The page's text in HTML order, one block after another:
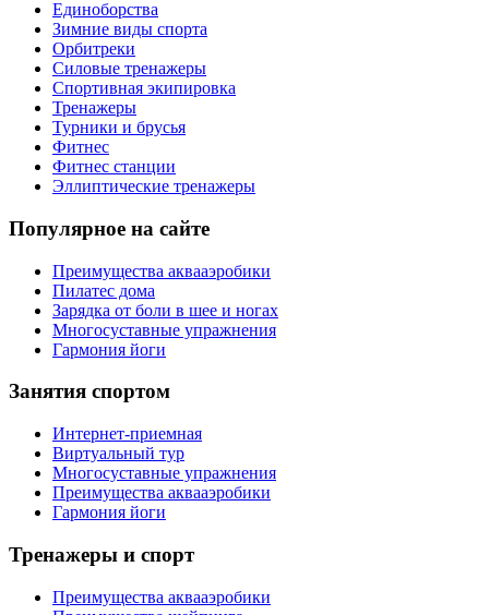
Единоборства
Зимние виды спорта
Орбитреки
Силовые тренажеры
Спортивная экипировка
Тренажеры
Турники и брусья
Фитнес
Фитнес станции
Эллиптические тренажеры
Популярное на сайте
Преимущества аквааэробики
Пилатес дома
Зарядка от боли в шее и ногах
Многосуставные упражнения
Гармония йоги
Занятия спортом
Интернет-приемная
Виртуальный тур
Многосуставные упражнения
Преимущества аквааэробики
Гармония йоги
Тренажеры и спорт
Преимущества аквааэробики